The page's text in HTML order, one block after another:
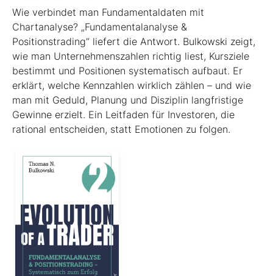
Wie verbindet man Fundamentaldaten mit
Chartanalyse? „Fundamentalanalyse &
Positionstrading“ liefert die Antwort. Bulkowski zeigt,
wie man Unternehmenszahlen richtig liest, Kursziele
bestimmt und Positionen systematisch aufbaut. Er
erklärt, welche Kennzahlen wirklich zählen – und wie
man mit Geduld, Planung und Disziplin langfristige
Gewinne erzielt. Ein Leitfaden für Investoren, die
rational entscheiden, statt Emotionen zu folgen.